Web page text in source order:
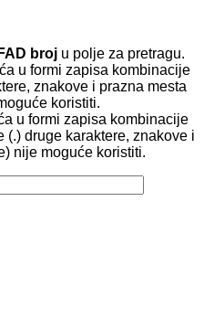
broj u polje za pretragu.
u formi zapisa kombinacije
znakove i prazna mesta
koristiti.
u formi zapisa kombinacije
(.) druge karaktere, znakove i
nije moguće koristiti.